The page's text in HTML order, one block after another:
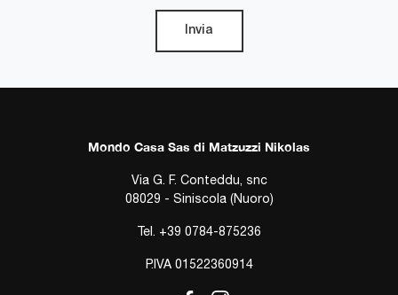
Invia
Mondo Casa Sas di Matzuzzi Nikolas
Via G. F. Conteddu, snc
08029 - Siniscola (Nuoro)
Tel. +39 0784-875236
P.IVA 01522360914